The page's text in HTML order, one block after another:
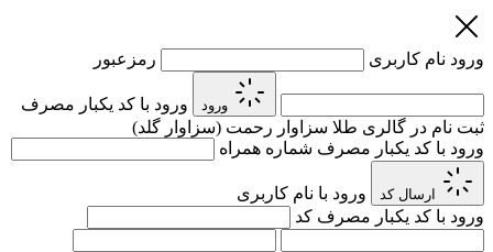
ورود نام کاربری رمزعبور
ورود
ورود با کد یکبار مصرف
ثبت نام در گالری طلا سزاوار رحمت (سزاوار گلد)
ورود با کد یکبار مصرف شماره همراه
ارسال کد
ورود با نام کاربری
ورود با کد یکبار مصرف کد